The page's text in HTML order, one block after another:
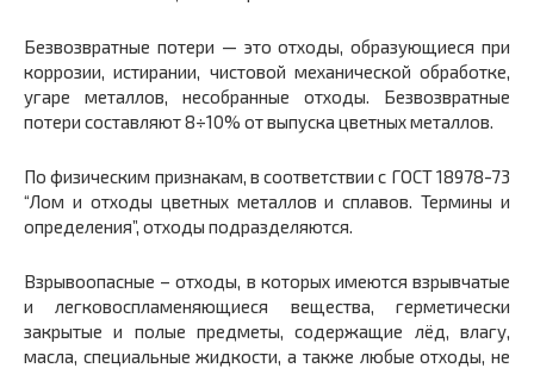
Безвозвратные потери — это отходы, образующиеся при
коррозии, истирании, чистовой механической обработке,
угаре металлов, несобранные отходы. Безвозвратные
потери составляют 8÷10% от выпуска цветных металлов.
По физическим признакам, в соответствии с ГОСТ 18978-73
“Лом и отходы цветных металлов и сплавов. Термины и
определения”, отходы подразделяются.
Взрывоопасные – отходы, в которых имеются взрывчатые
и легковоспламеняющиеся вещества, герметически
закрытые и полые предметы, содержащие лёд, влагу,
масла, специальные жидкости, а также любые отходы, не